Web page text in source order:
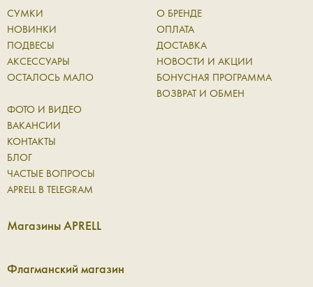
СУМКИ
НОВИНКИ
ПОДВЕСЫ
АКСЕССУАРЫ
ОСТАЛОСЬ МАЛО
О БРЕНДЕ
ОПЛАТА
ДОСТАВКА
НОВОСТИ И АКЦИИ
БОНУСНАЯ ПРОГРАММА
ВОЗВРАТ И ОБМЕН
ФОТО И ВИДЕО
ВАКАНСИИ
КОНТАКТЫ
БЛОГ
ЧАСТЫЕ ВОПРОСЫ
APRELL В TELEGRAM
Магазины APRELL
Флагманский магазин